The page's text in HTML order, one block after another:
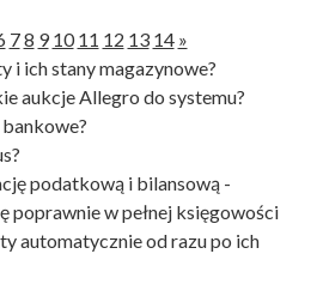
78 9 10 11 12 13 14 »
i ich stany magazynowe?
aukcje Allegro do systemu?
podatkową i bilansową -
poprawnie w pełnej księgowości
automatycznie od razu po ich